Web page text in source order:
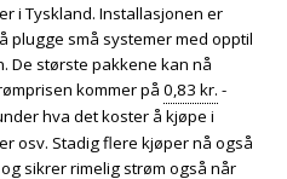
i Tyskland. Installasjonen er
plugge små systemer med opptil
De største pakkene kan nå
kommer på 0,83 kr. -
hva det koster å kjøpe i
osv. Stadig flere kjøper nå også
sikrer rimelig strøm også når